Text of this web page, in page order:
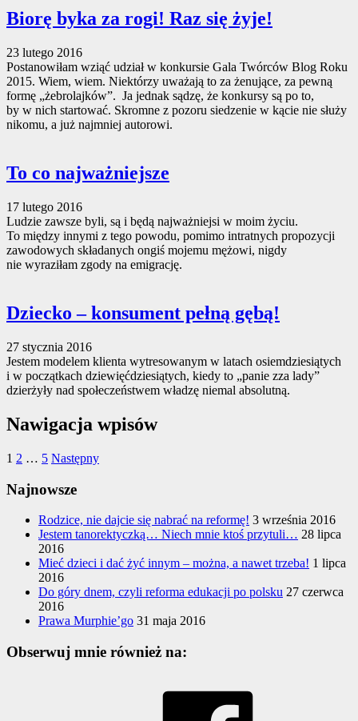
Biorę byka za rogi! Raz się żyje!
23 lutego 2016
Postanowiłam wziąć udział w konkursie Gala Twórców Blog Roku
2015. Wiem, wiem. Niektórzy uważają to za żenujące, za pewną
formę „żebrolajków”. Ja jednak sądzę, że konkursy są po to,
by w nich startować. Skromne z pozoru siedzenie w kącie nie służy
nikomu, a już najmniej autorowi.
To co najważniejsze
17 lutego 2016
Ludzie zawsze byli, są i będą najważniejsi w moim życiu.
To między innymi z tego powodu, pomimo intratnych propozycji
zawodowych składanych ongiś mojemu mężowi, nigdy
nie wyraziłam zgody na emigrację.
Dziecko – konsument pełną gębą!
27 stycznia 2016
Jestem modelem klienta wytresowanym w latach osiemdziesiątych
i w początkach dziewięćdziesiątych, kiedy to „panie zza lady”
dzierżyły nad społeczeństwem władzę niemal absolutną.
Nawigacja wpisów
1 2 … 5 Następny
Najnowsze
Rodzice, nie dajcie się nabrać na reformę! 3 września 2016
Jestem tanorektyczką… Niech mnie ktoś przytuli… 28 lipca
2016
Mieć dzieci i dać żyć innym – można, a nawet trzeba! 1 lipca
2016
Do góry dnem, czyli reforma edukacji po polsku 27 czerwca
2016
Prawa Murphie’go 31 maja 2016
Obserwuj mnie również na: